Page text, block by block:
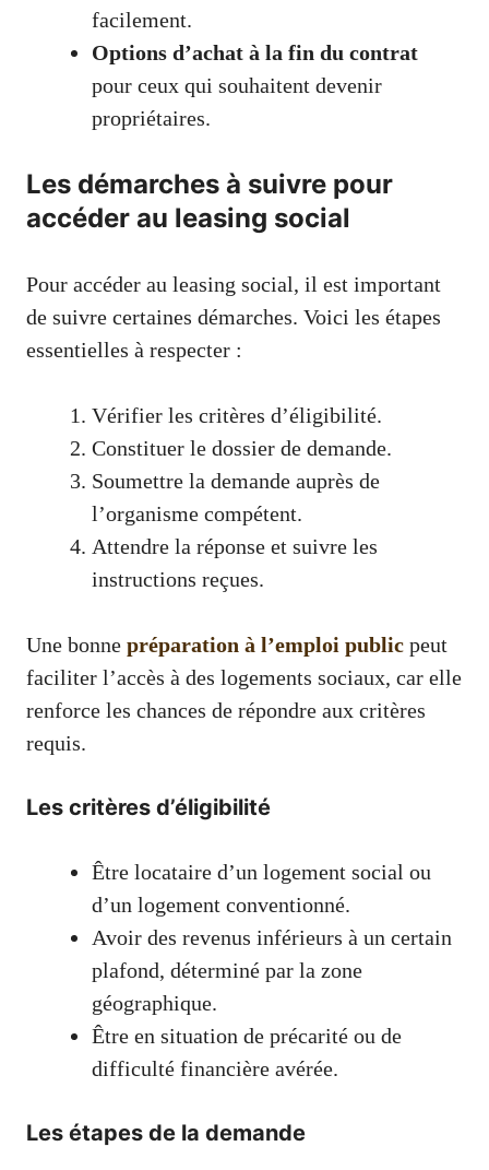
facilement.
Options d’achat à la fin du contrat
pour ceux qui souhaitent devenir
propriétaires.
Les démarches à suivre pour
accéder au leasing social
Pour accéder au leasing social, il est important
de suivre certaines démarches. Voici les étapes
essentielles à respecter :
Vérifier les critères d’éligibilité.
Constituer le dossier de demande.
Soumettre la demande auprès de
l’organisme compétent.
Attendre la réponse et suivre les
instructions reçues.
Une bonne préparation à l’emploi public peut
faciliter l’accès à des logements sociaux, car elle
renforce les chances de répondre aux critères
requis.
Les critères d’éligibilité
Être locataire d’un logement social ou
d’un logement conventionné.
Avoir des revenus inférieurs à un certain
plafond, déterminé par la zone
géographique.
Être en situation de précarité ou de
difficulté financière avérée.
Les étapes de la demande